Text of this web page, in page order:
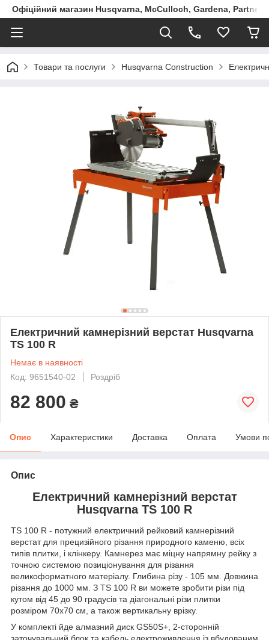
Офіційний магазин Husqvarna, McCulloch, Gardena, Partner
Товари та послуги Husqvarna Construction
Електричний камнерізний верстат Husqvarna
TS 100 R
Немає в наявності
Код: 9651540-02
Роздріб
82 800 ₴
Опис Характеристики Доставка Оплата Умови
Опис
Електричний камнерізний верстат
Husqvarna TS 100 R
TS 100 R - потужний електричний рейковий камнерізний
верстат для прецизійного різання природного каменю, всіх
типів плитки, і клінкеру. Камнерез має міцну напрямну рейку з
точною системою позиціонування для різання
великоформатного матеріалу. Глибина різу - 105 мм. Довжина
різання до 1000 мм. З TS 100 R ви можете зробити різи під
кутом від 45 до 90 градусів та діагональні різи плитки
розміром 70х70 см, а також вертикальну врізку.
У комплекті йде алмазний диск GS50S+, 2-сторонній